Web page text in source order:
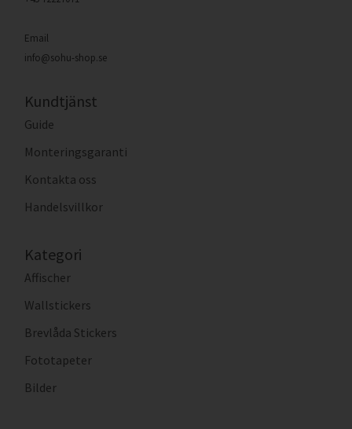
Email
info@sohu-shop.se
Kundtjänst
Guide
Monteringsgaranti
Kontakta oss
Handelsvillkor
Kategori
Affischer
Wallstickers
Brevlåda Stickers
Fototapeter
Bilder